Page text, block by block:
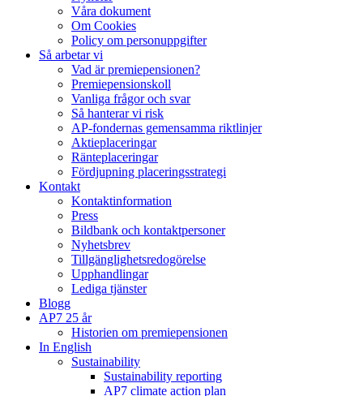
Våra dokument
Om Cookies
Policy om personuppgifter
Så arbetar vi
Vad är premiepensionen?
Premiepensionskoll
Vanliga frågor och svar
Så hanterar vi risk
AP-fondernas gemensamma riktlinjer
Aktieplaceringar
Ränteplaceringar
Fördjupning placeringsstrategi
Kontakt
Kontaktinformation
Press
Bildbank och kontaktpersoner
Nyhetsbrev
Tillgänglighetsredogörelse
Upphandlingar
Lediga tjänster
Blogg
AP7 25 år
Historien om premiepensionen
In English
Sustainability
Sustainability reporting
AP7 climate action plan